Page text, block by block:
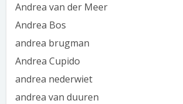
Andrea van der Meer
Andrea Bos
andrea brugman
Andrea Cupido
andrea nederwiet
andrea van duuren